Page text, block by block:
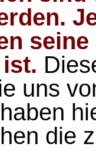
uns
die